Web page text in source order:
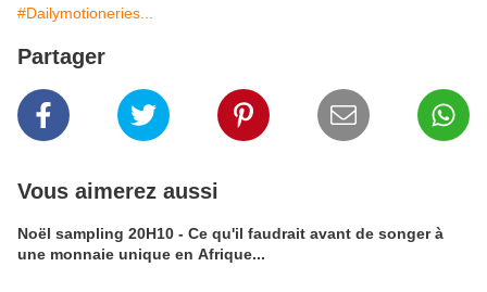
#Dailymotioneries...
Partager
Vous aimerez aussi
Noël sampling 20H10 - Ce qu'il faudrait avant de songer à
une monnaie unique en Afrique...